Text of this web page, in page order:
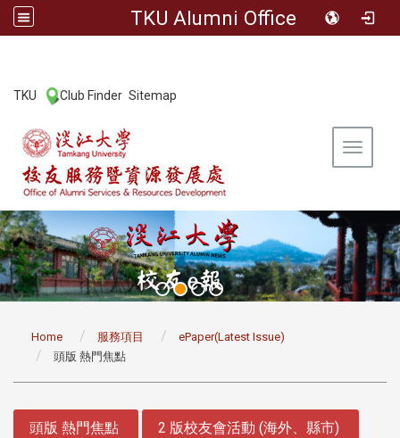
TKU Alumni Office
TKU Club Finder Sitemap
Toggle
Home 服務項目
ePaper(Latest Issue)
頭版 熱門焦點
頭版 熱門焦點 2 版校友會活動 (海外、縣市)